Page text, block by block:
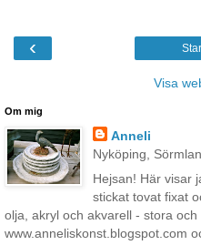
‹
Visa
Om mig
Anneli
Nyköping,
Hejsan! Här visar
stickat tovat fixat
olja, akryl och akvarell - stora och
www.anneliskonst.blogspot.com